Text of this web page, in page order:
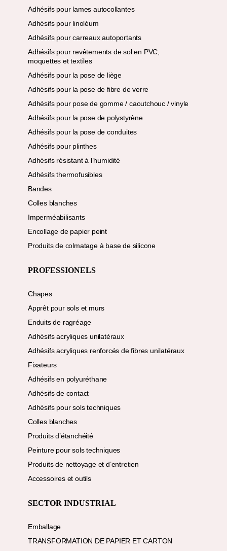
Adhésifs pour lames autocollantes
Adhésifs pour linoléum
Adhésifs pour carreaux autoportants
Adhésifs pour revêtements de sol en PVC,
moquettes et textiles
Adhésifs pour la pose de liège
Adhésifs pour la pose de fibre de verre
Adhésifs pour pose de gomme / caoutchouc / vinyle
Adhésifs pour la pose de polystyrène
Adhésifs pour la pose de conduites
Adhésifs pour plinthes
Adhésifs résistant à l’humidité
Adhésifs thermofusibles
Bandes
Colles blanches
Imperméabilisants
Encollage de papier peint
Produits de colmatage à base de silicone
PROFESSIONELS
Chapes
Apprêt pour sols et murs
Enduits de ragréage
Adhésifs acryliques unilatéraux
Adhésifs acryliques renforcés de fibres unilatéraux
Fixateurs
Adhésifs en polyuréthane
Adhésifs de contact
Adhésifs pour sols techniques
Colles blanches
Produits d’étanchéité
Peinture pour sols techniques
Produits de nettoyage et d’entretien
Accessoires et outils
SECTOR INDUSTRIAL
Emballage
TRANSFORMATION DE PAPIER ET CARTON